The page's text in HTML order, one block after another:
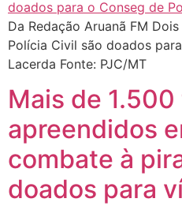
Da Redação Aruanã FM
Polícia Civil são doados
Lacerda Fonte: PJC/MT
Mais de
apreendidos
combate à
doados para